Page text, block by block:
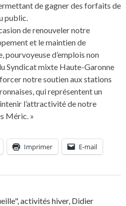
de gagner des forfaits de
public.
de renouveler notre
et le maintien de
pourvoyeuse d’emplois non
Syndicat mixte Haute-Garonne
notre soutien aux stations
qui représentent un
l’attractivité de notre
Méric. »
Imprimer E-mail
,activités hiver, Didier